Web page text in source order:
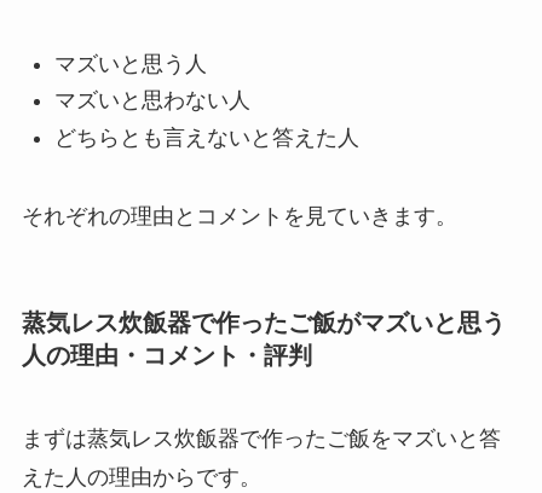
マズいと思う人
マズいと思わない人
どちらとも言えないと答えた人
それぞれの理由とコメントを見ていきます。
蒸気レス炊飯器で作ったご飯がマズいと思う
人の理由・コメント・評判
まずは蒸気レス炊飯器で作ったご飯をマズいと答
えた人の理由からです。